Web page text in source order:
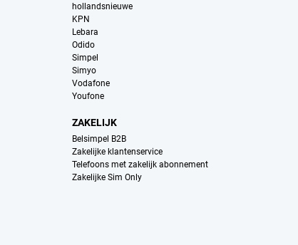
hollandsnieuwe
KPN
Lebara
Odido
Simpel
Simyo
Vodafone
Youfone
ZAKELIJK
Belsimpel B2B
Zakelijke klantenservice
Telefoons met zakelijk abonnement
Zakelijke Sim Only